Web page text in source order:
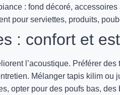
: fond décoré, accessoires
pour serviettes, produits,
: confort et
l’acoustique. Préférer
Mélanger tapis kilim
opter pour des poufs bas,